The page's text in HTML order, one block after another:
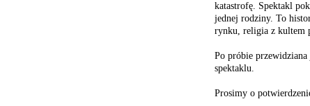
katastrofę. Spektakl
jednej rodziny. To
rynku, religia z kultem
Po próbie
spektaklu.
Prosimy o